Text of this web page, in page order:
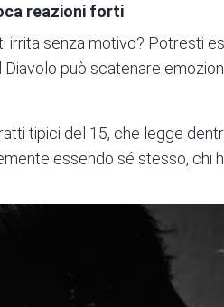
reazioni forti
irrita senza motivo? Potresti
Diavolo può scatenare
tipici del 15, che legge
essendo sé stesso, chi